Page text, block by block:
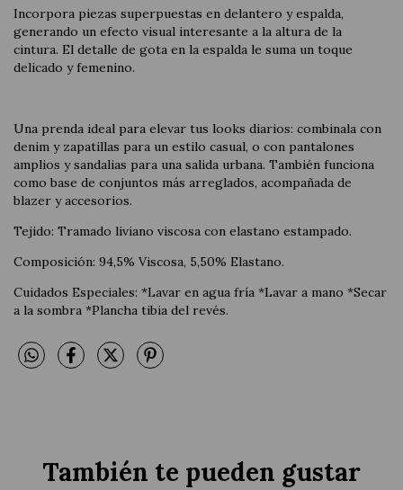
Incorpora piezas superpuestas en delantero y espalda,
generando un efecto visual interesante a la altura de la
cintura. El detalle de gota en la espalda le suma un toque
delicado y femenino.
Una prenda ideal para elevar tus looks diarios: combinala con
denim y zapatillas para un estilo casual, o con pantalones
amplios y sandalias para una salida urbana. También funciona
como base de conjuntos más arreglados, acompañada de
blazer y accesorios.
Tejido: Tramado liviano viscosa con elastano estampado.
Composición: 94,5% Viscosa, 5,50% Elastano.
Cuidados Especiales: *Lavar en agua fría *Lavar a mano *Secar
a la sombra *Plancha tibia del revés.
También te pueden gustar